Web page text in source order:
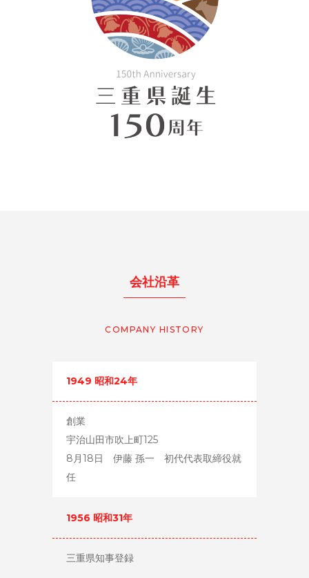
会社沿革
COMPANY HISTORY
1949 昭和24年
創業
宇治山田市吹上町125
8月18日 伊藤 孫一 初代代表取締役就
任
1956 昭和31年
三重県知事登録